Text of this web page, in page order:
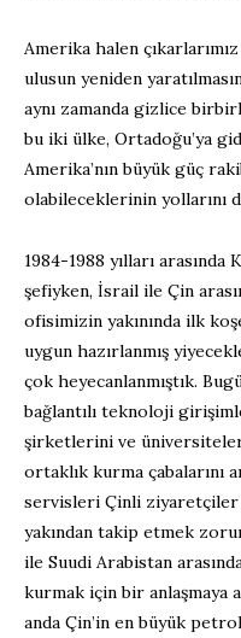
Amerika halen
ulusun yeniden
aynı zamanda gizlice
bu iki ülke, Ortadoğu’ya
Amerika’nın büyük güç
olabileceklerinin yollarını
1984-1988 yılları
şefiyken, İsrail ile Çin
ofisimizin yakınında ilk
uygun hazırlanmış
çok heyecanlanmıştık.
bağlantılı teknoloji
şirketlerini ve
ortaklık kurma çabalarını
servisleri Çinli ziyaretçiler
yakından takip etmek
ile Suudi Arabistan
kurmak için bir anlaşmaya
anda Çin’in en büyük